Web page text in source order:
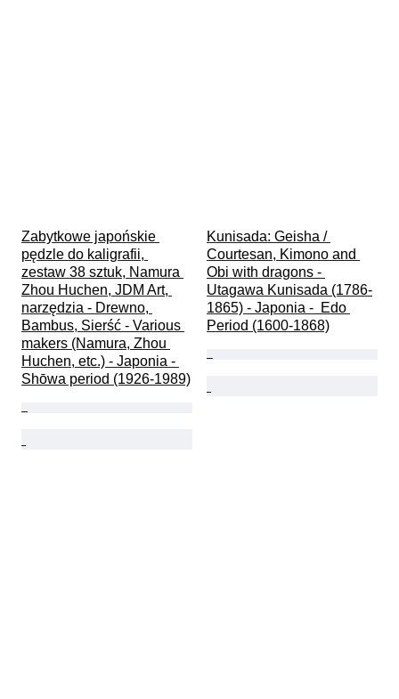
Zabytkowe japońskie
pędzle do kaligrafii,
zestaw 38 sztuk, Namura
Zhou Huchen, JDM Art,
narzędzia - Drewno,
Bambus, Sierść - Various
makers (Namura, Zhou
Huchen, etc.) - Japonia -
Shōwa period (1926-1989)
Kunisada: Geisha /
Courtesan, Kimono and
Obi with dragons -
Utagawa Kunisada (1786-
1865) - Japonia -  Edo
Period (1600-1868)